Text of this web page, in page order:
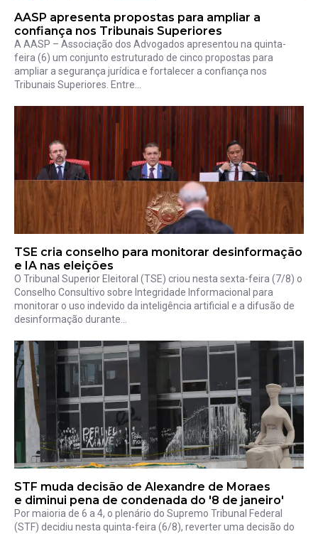
AASP apresenta propostas para ampliar a
confiança nos Tribunais Superiores
A AASP – Associação dos Advogados apresentou na quinta-
feira (6) um conjunto estruturado de cinco propostas para
ampliar a segurança jurídica e fortalecer a confiança nos
Tribunais Superiores. Entre...
TSE cria conselho para monitorar desinformação
e IA nas eleições
O Tribunal Superior Eleitoral (TSE) criou nesta sexta-feira (7/8) o
Conselho Consultivo sobre Integridade Informacional para
monitorar o uso indevido da inteligência artificial e a difusão de
desinformação durante...
STF muda decisão de Alexandre de Moraes
e diminui pena de condenada do '8 de janeiro'
Por maioria de 6 a 4, o plenário do Supremo Tribunal Federal
(STF) decidiu nesta quinta-feira (6/8), reverter uma decisão do